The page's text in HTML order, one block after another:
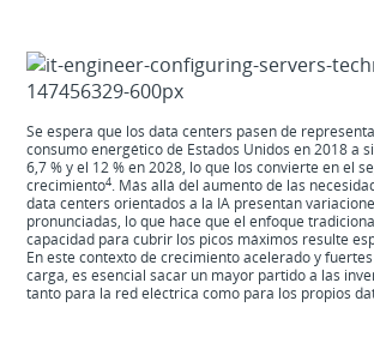
Se espera que los data centers pasen de
consumo energético de Estados Unidos en 2018 a
6,7 % y el 12 % en 2028, lo que los convierte en el
crecimiento4. Más allá del aumento de las
data centers orientados a la IA presentan
pronunciadas, lo que hace que el enfoque
capacidad para cubrir los picos máximos resulte
En este contexto de crecimiento acelerado y
carga, es esencial sacar un mayor partido a las
tanto para la red eléctrica como para los propios